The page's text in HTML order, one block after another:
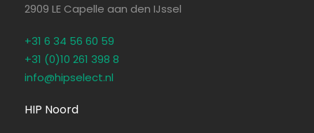
2909 LE Capelle aan den IJssel
+31 6 34 56 60 59
+31 (0)10 261 398 8
info@hipselect.nl
HIP Noord